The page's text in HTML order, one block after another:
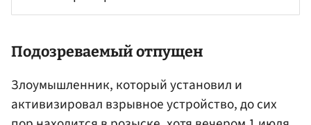
Подозреваемый отпущен
Злоумышленник, который установил и
активизировал взрывное устройство, до сих